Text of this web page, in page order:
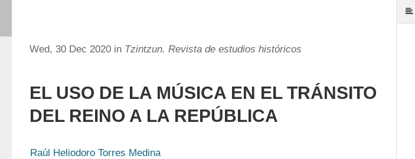
Wed, 30 Dec 2020 in Tzintzun. Revista de estudios históricos
EL USO DE LA MÚSICA EN EL TRÁNSITO
DEL REINO A LA REPÚBLICA
Raúl Heliodoro Torres Medina